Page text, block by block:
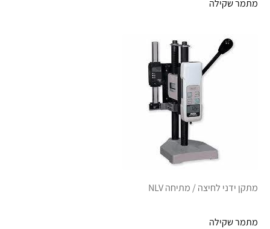
מתמר שקילה
מתקן ידני לחיצה / מתיחה NLV
מתמר שקילה